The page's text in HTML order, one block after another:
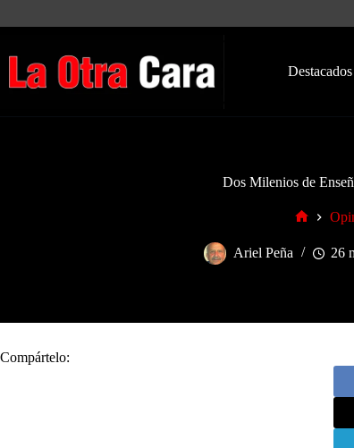
Destacados
Dos Milenios de
Ariel Peña 26
Compártelo: